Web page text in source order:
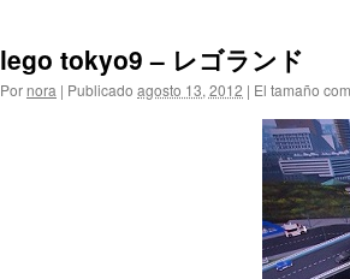
lego tokyo9 – レゴランド
Por nora | Publicado agosto 13, 2012 | El tamaño